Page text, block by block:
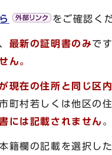
をご確認く
最新の証明書のみで
ん。
現在の住所と同じ区
町村若しくは他区の
には記載されません 。
籍欄の記載を選択し